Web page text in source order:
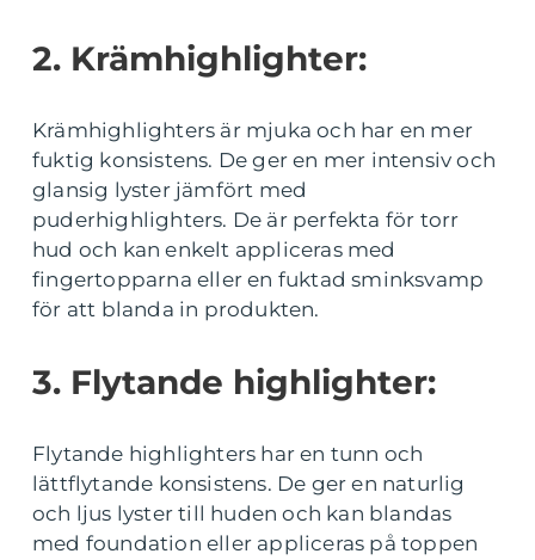
2. Krämhighlighter:
Krämhighlighters är mjuka och har en mer
fuktig konsistens. De ger en mer intensiv och
glansig lyster jämfört med
puderhighlighters. De är perfekta för torr
hud och kan enkelt appliceras med
fingertopparna eller en fuktad sminksvamp
för att blanda in produkten.
3. Flytande highlighter:
Flytande highlighters har en tunn och
lättflytande konsistens. De ger en naturlig
och ljus lyster till huden och kan blandas
med foundation eller appliceras på toppen